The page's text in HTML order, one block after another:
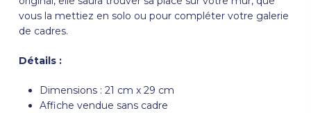
vous la mettiez en solo ou pour compléter votre galerie
de cadres.
Détails :
Dimensions : 21 cm x 29 cm
Affiche vendue sans cadre